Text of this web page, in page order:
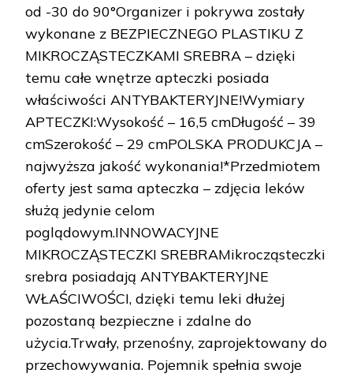
od -30 do 90°Organizer i pokrywa zostały
wykonane z BEZPIECZNEGO PLASTIKU Z
MIKROCZĄSTECZKAMI SREBRA – dzięki
temu całe wnętrze apteczki posiada
właściwości ANTYBAKTERYJNE!Wymiary
APTECZKI:Wysokość – 16,5 cmDługość – 39
cmSzerokość – 29 cmPOLSKA PRODUKCJA –
najwyższa jakość wykonania!*Przedmiotem
oferty jest sama apteczka – zdjęcia leków
służą jedynie celom
poglądowym.INNOWACYJNE
MIKROCZĄSTECZKI SREBRAMikrocząsteczki
srebra posiadają ANTYBAKTERYJNE
WŁAŚCIWOŚCI, dzięki temu leki dłużej
pozostaną bezpieczne i zdalne do
użycia.Trwały, przenośny, zaprojektowany do
przechowywania. Pojemnik spełnia swoje